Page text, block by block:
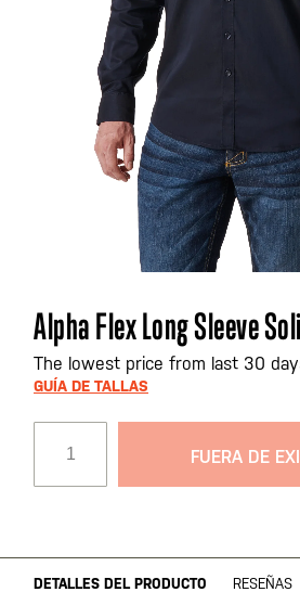
Saltar
al
comienzo
de
imágenes
Alpha Flex Long Sleeve
The lowest price from last 30
GUÍA DE TALLAS
FUERA DE
DETALLES DEL PRODUCTO RESEÑAS